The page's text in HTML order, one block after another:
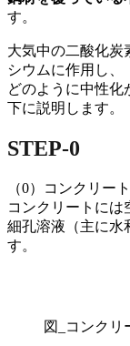
す。
大気中の二酸化炭
シウムに作用し、
どのように中性化
下に説明します。
STEP-0
（0）コンクリー
コンクリートには
細孔溶液（主に水
す。
図_コンクリ